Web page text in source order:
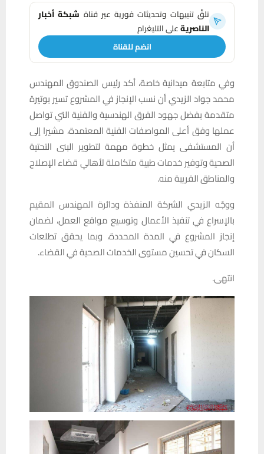
تلقَّ تنبيهات وتحديثات فورية عبر قناة شبكة أخبار
الناصريةعلى التليغرام
انضم للقناة
وفي متابعة ميدانية خاصة، أكد رئيس الصندوق المهندس
محمد جواد الزيدي أن نسب الإنجاز في المشروع تسير بوتيرة
متقدمة بفضل جهود الفرق الهندسية والفنية التي تواصل
عملها وفق أعلى المواصفات الفنية المعتمدة، مشيرا إلى
أن المستشفى يمثل خطوة مهمة لتطوير البنى التحتية
الصحية وتوفير خدمات طبية متكاملة لأهالي قضاء الإصلاح
والمناطق القريبة منه.
ووجّه الزيدي الشركة المنفذة ودائرة المهندس المقيم
بالإسراع في تنفيذ الأعمال وتوسيع مواقع العمل، لضمان
إنجاز المشروع في المدة المحددة، وبما يحقق تطلعات
السكان في تحسين مستوى الخدمات الصحية في القضاء.
انتهى.